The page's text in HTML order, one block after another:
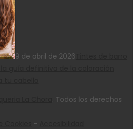
9 de abril de 2026
. Todos los derechos
-